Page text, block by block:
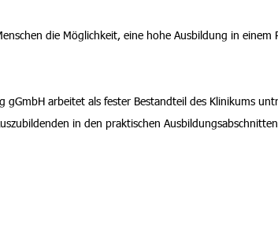
die Möglichkeit, eine hohe Ausbildung in einem
gGmbH arbeitet als fester Bestandteil des Klinikums
in den praktischen